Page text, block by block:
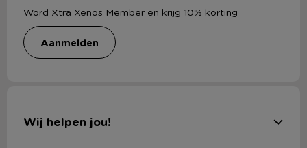
Word Xtra Xenos Member en krijg 10% korting
aanmelden
Wij helpen jou!